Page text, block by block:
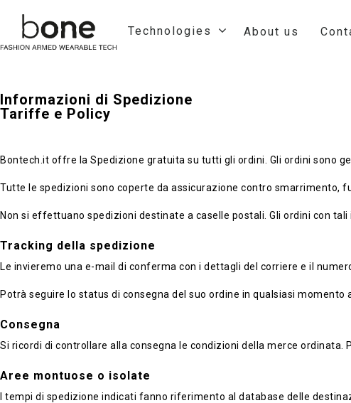
Hit enter to search or ESC to close
Technologies About us
Informazioni di Spedizione
Tariffe e Policy
Bontech.it offre la Spedizione gratuita su tutti gli ordini. Gli ordini sono
Tutte le spedizioni sono coperte da assicurazione contro smarrimento,
Non si effettuano spedizioni destinate a caselle postali. Gli ordini con
Tracking della spedizione
Le invieremo una e-mail di conferma con i dettagli del corriere e il
Potrà seguire lo status di consegna del suo ordine in qualsiasi momento
Consegna
Si ricordi di controllare alla consegna le condizioni della merce
Aree montuose o isolate
I tempi di spedizione indicati fanno riferimento al database delle